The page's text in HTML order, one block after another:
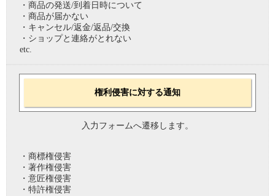
・商品の発送/到着日時について
・商品が届かない
・キャンセル/返金/返品/交換
・ショップと連絡がとれない
etc.
権利侵害に対する通知
入力フォームへ遷移します。
・商標権侵害
・著作権侵害
・意匠権侵害
・特許権侵害